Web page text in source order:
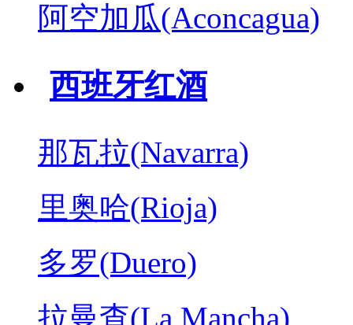
阿空加瓜(Aconcagua)
西班牙红酒
那瓦拉(Navarra)
里奥哈(Rioja)
多罗(Duero)
拉曼查(La Mancha)